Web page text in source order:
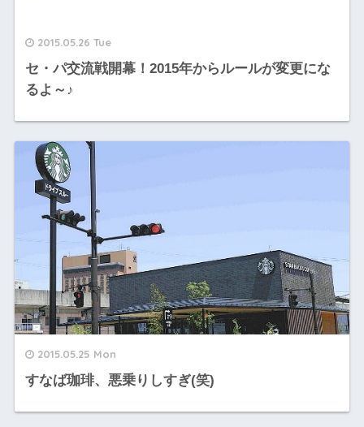
2015.05.26 Tue
セ・パ交流戦開幕！2015年からルールが変更にな
るよ～♪
2015.05.25 Mon
すなば珈琲、悪乗りしすぎ(笑)